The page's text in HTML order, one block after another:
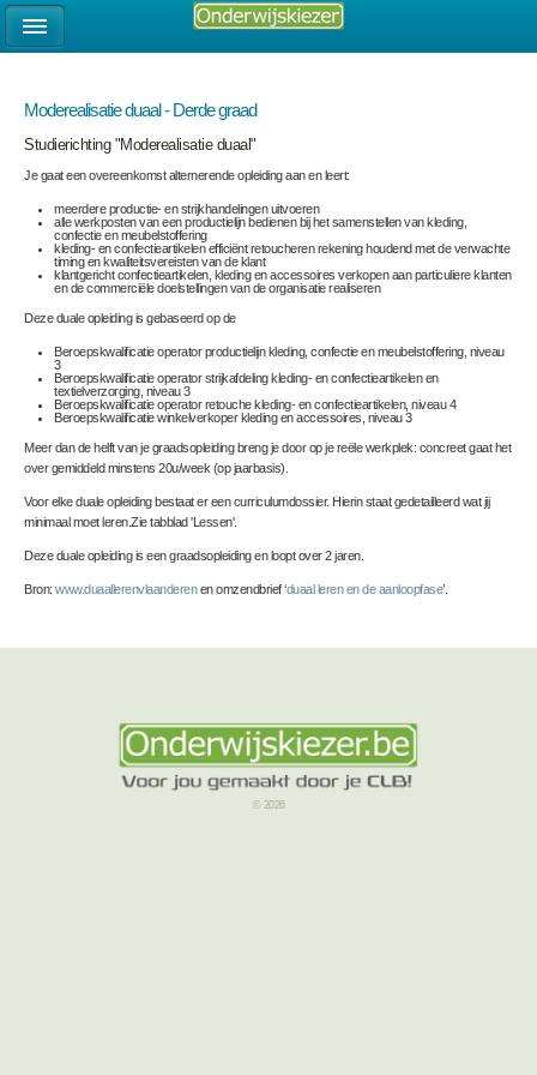
Moderealisatie duaal - Derde graad
Studierichting "Moderealisatie duaal"
Je gaat een overeenkomst alternerende opleiding aan en leert:
meerdere productie- en strijkhandelingen uitvoeren
alle werkposten van een productielijn bedienen bij het samenstellen van kleding,
confectie en meubelstoffering
kleding- en confectieartikelen efficiënt retoucheren rekening houdend met de verwachte
timing en kwaliteitsvereisten van de klant
klantgericht confectieartikelen, kleding en accessoires verkopen aan particuliere klanten
en de commerciële doelstellingen van de organisatie realiseren
Deze duale opleiding is gebaseerd op de
Beroepskwalificatie operator productielijn kleding, confectie en meubelstoffering, niveau
3
Beroepskwalificatie operator strijkafdeling kleding- en confectieartikelen en
textielverzorging, niveau 3
Beroepskwalificatie operator retouche kleding- en confectieartikelen, niveau 4
Beroepskwalificatie winkelverkoper kleding en accessoires, niveau 3
Meer dan de helft van je graadsopleiding breng je door op je reële werkplek: concreet gaat het
over gemiddeld minstens 20u/week (op jaarbasis).
Voor elke duale opleiding bestaat er een curriculumdossier. Hierin staat gedetailleerd wat jij
minimaal moet leren.Zie tabblad 'Lessen'.
Deze duale opleiding is een graadsopleiding en loopt over 2 jaren.
Bron: www.duaallerenvlaanderenen omzendbrief ‘duaal leren en de aanloopfase’.
© 2026